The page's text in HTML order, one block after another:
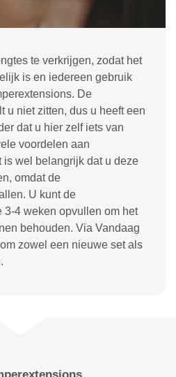
te verkrijgen, zodat het
is en iedereen gebruik
De
u niet zitten, dus u heeft een
dat u hier zelf iets van
voordelen aan
is wel belangrijk dat u deze
omdat de
U kunt de
4 weken opvullen om het
behouden. Via Vandaag
zowel een nieuwe set als